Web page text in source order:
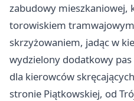
zabudowy mieszkaniowej,
torowiskiem
skrzyżowaniem, jadąc w
wydzielony dodatkowy
dla kierowców
stronie Piątkowskiej, od